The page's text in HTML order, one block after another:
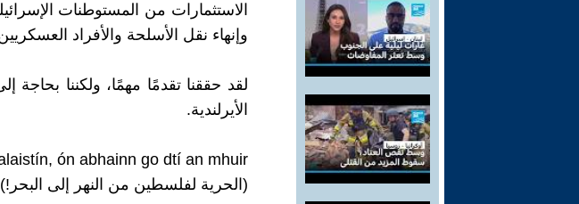
الاستثمارات من المستوطنات
وإنهاء نقل الأسلحة والأفراد
لقد حققنا تقدمًا مهمًا، ولكننا
الأيرلندية.
(الحرية لفلسطين من النهر إلى البحر!)